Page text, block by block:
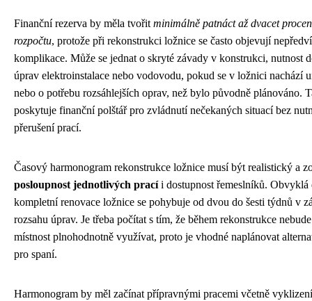
Finanční rezerva by měla tvořit minimálně patnáct až dvacet
rozpočtu, protože při rekonstrukci ložnice se často objevují
komplikace. Může se jednat o skryté závady v konstrukci, nutnost
úprav elektroinstalace nebo vodovodu, pokud se v ložnici nachází
nebo o potřebu rozsáhlejších oprav, než bylo původně plánováno.
poskytuje finanční polštář pro zvládnutí nečekaných situací bez
přerušení prací.
Časový harmonogram rekonstrukce ložnice musí být realistický a
posloupnost jednotlivých pracíi dostupnost řemeslníků. Obvyklá
kompletní renovace ložnice se pohybuje od dvou do šesti týdnů v
rozsahu úprav. Je třeba počítat s tím, že během rekonstrukce
místnost plnohodnotně využívat, proto je vhodné naplánovat
pro spaní.
Harmonogram by měl začínat přípravnými pracemi včetně